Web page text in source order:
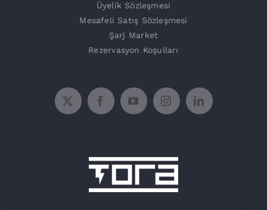
Üyelik Sözleşmesi
Mesafeli Satış Sözleşmesi
Şarj Market
Rezervasyon Koşulları